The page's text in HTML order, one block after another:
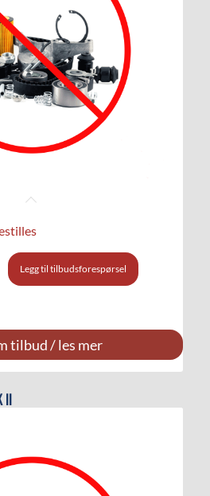
Legg til tilbudsforespørsel
tilbud / les mer
II